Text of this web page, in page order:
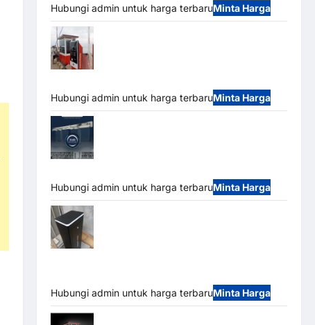
Hubungi admin untuk harga terbaruMinta Harga
Hubungi admin untuk harga terbaruMinta Harga
Hubungi admin untuk harga terbaruMinta Harga
Hubungi admin untuk harga terbaruMinta Harga